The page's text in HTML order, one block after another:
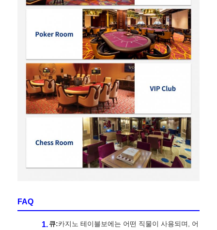
FAQ
큐:카지노 테이블보에는 어떤 직물이 사용되며, 어